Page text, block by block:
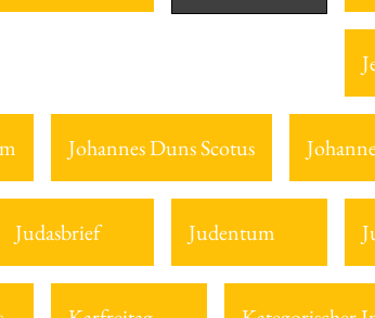
Johannes Duns Scotus
Judasbrief Judentum